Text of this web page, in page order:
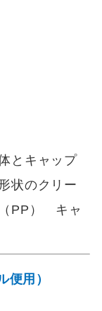
とキャップ
状のクリー
PP） キャ
便用）